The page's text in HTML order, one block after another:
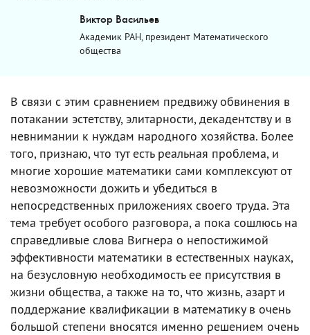
Виктор Васильев
Академик РАН, президент Математического
общества
В связи с этим сравнением предвижу обвинения в
потакании эстетству, элитарности, декадентству и в
невнимании к нуждам народного хозяйства. Более
того, признаю, что тут есть реальная проблема, и
многие хорошие математики сами комплексуют от
невозможности дожить и убедиться в
непосредственных приложениях своего труда. Эта
тема требует особого разговора, а пока сошлюсь на
справедливые слова Вигнера о непостижимой
эффективности математики в естественных науках,
на безусловную необходимость ее присутствия в
жизни общества, а также на то, что жизнь, азарт и
поддержание квалификации в математику в очень
большой степени вносятся именно решением очень